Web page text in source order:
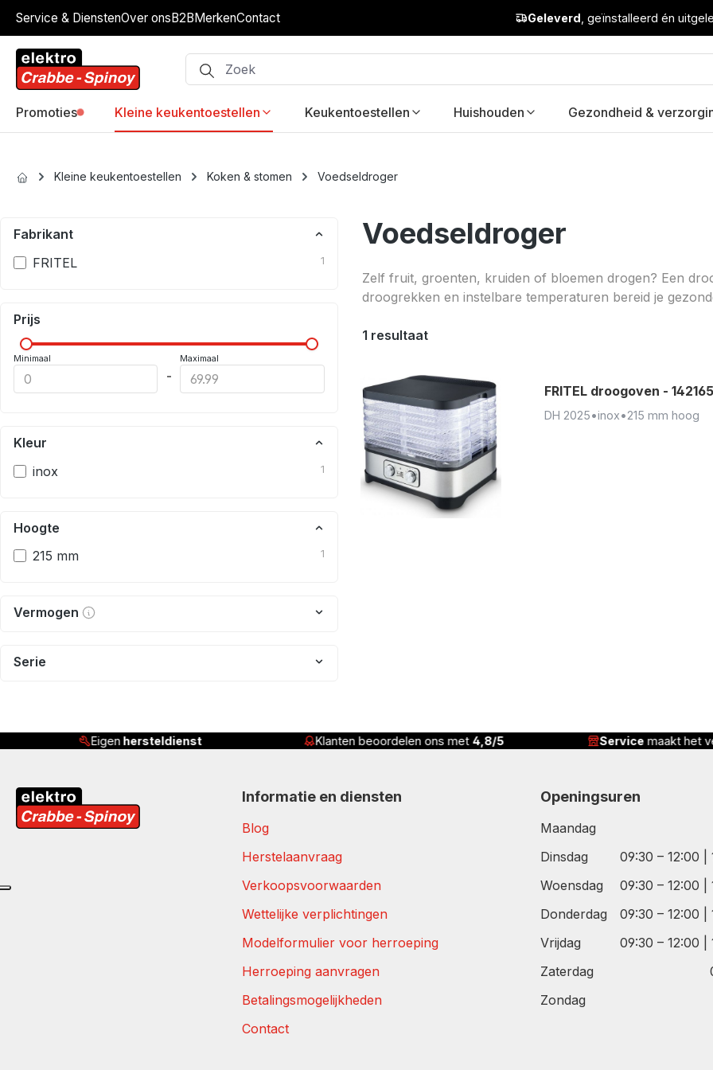
to main content
Skip to search
Skip to main navigation
Service & DienstenOver onsB2BMerkenContact Geleverd , geïnstalleerd én
Promoties Kleine keukentoestellen Keukentoestellen Huishouden Gezondheid &
Kleine keukentoestellen Koken & stomen Voedseldroger
Fabrikant
FRITEL
1
Prijs
Minimaal
-
Maximaal
Kleur
inox
1
Hoogte
215 mm
1
Vermogen
Serie
Voedseldroger
Zelf fruit, groenten, kruiden of bloemen drogen? Een
droogrekken en instelbare temperaturen bereid je
1 resultaat
FRITEL droogoven - 142165
DH 2025•inox•215 mm hoog
Eigen hersteldienst Klanten beoordelen ons met 4,8/5 Service maakt het
Informatie en diensten
Blog
Herstelaanvraag
Verkoopsvoorwaarden
Wettelijke verplichtingen
Modelformulier voor herroeping
Herroeping aanvragen
Betalingsmogelijkheden
Contact
Openingsuren
Maandag
Dinsdag
09:30 – 12:00 |
Woensdag
09:30 – 12:00 |
Donderdag
09:30 – 12:00 |
Vrijdag
09:30 – 12:00 |
Zaterdag
Zondag